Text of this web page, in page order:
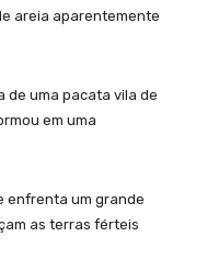
areia aparentemente
de uma pacata vila de
em uma
enfrenta um grande
as terras férteis